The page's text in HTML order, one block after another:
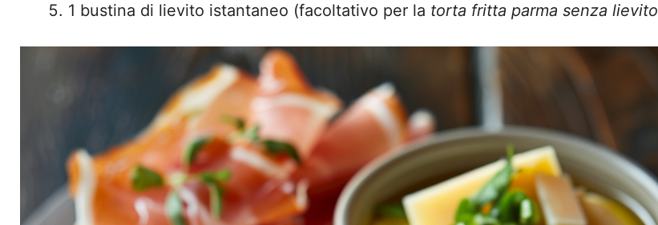
1 bustina di lievito istantaneo (facoltativo per la torta fritta parma senza lievito